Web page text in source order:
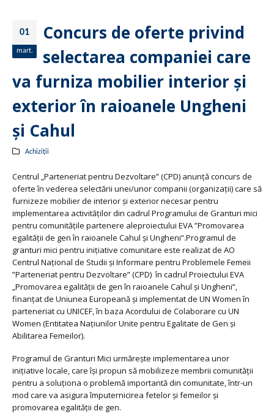
01
mart.
Concurs de oferte privind
selectarea companiei care
va furniza mobilier interior și
exterior în raioanele Ungheni
și Cahul
Achiziții
Centrul „Parteneriat pentru Dezvoltare” (CPD) anunță concurs de
oferte în vederea selectării unei/unor companii (organizații) care să
furnizeze mobilier de interior și exterior necesar pentru
implementarea activităților din cadrul Programului de Granturi mici
pentru comunitățile partenere aleproiectului EVA ”Promovarea
egalității de gen în raioanele Cahul și Ungheni”.Programul de
granturi mici pentru inițiative comunitare este realizat de AO
Centrul Național de Studii și Informare pentru Problemele Femeii
”Parteneriat pentru Dezvoltare” (CPD) în cadrul Proiectului EVA
„Promovarea egalității de gen în raioanele Cahul și Ungheni”,
finanțat de Uniunea Europeană și implementat de UN Women în
parteneriat cu UNICEF, în baza Acordului de Colaborare cu UN
Women (Entitatea Națiunilor Unite pentru Egalitate de Gen și
Abilitarea Femeilor).
Programul de Granturi Mici urmărește implementarea unor
inițiative locale, care își propun să mobilizeze membrii comunității
pentru a soluționa o problemă importantă din comunitate, într-un
mod care va asigura împuternicirea fetelor și femeilor și
promovarea egalității de gen.